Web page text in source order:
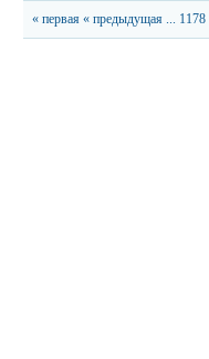
« первая « предыдущая ... 1178